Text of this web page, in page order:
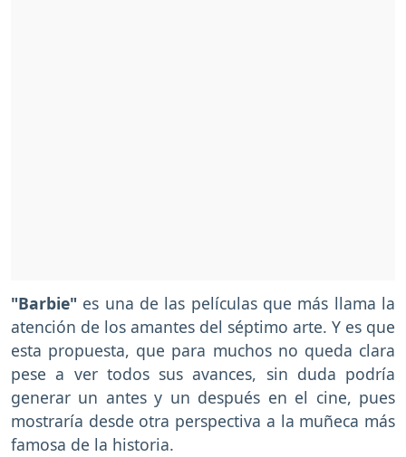
"Barbie" es una de las películas que más llama la
atención de los amantes del séptimo arte. Y es que
esta propuesta, que para muchos no queda clara
pese a ver todos sus avances, sin duda podría
generar un antes y un después en el cine, pues
mostraría desde otra perspectiva a la muñeca más
famosa de la historia.